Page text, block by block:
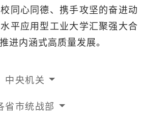
同心同德、携手攻坚的奋进动
平应用型工业大学汇聚强大合
进内涵式高质量发展。
中央机关
省市统战部